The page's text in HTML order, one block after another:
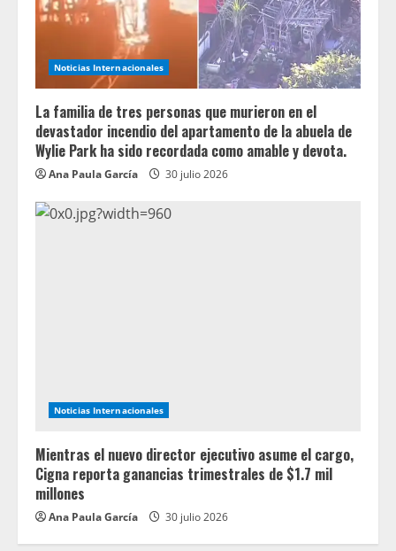
Noticias Internacionales
La familia de tres personas que murieron en el
devastador incendio del apartamento de la abuela de
Wylie Park ha sido recordada como amable y devota.
Ana Paula García 30 julio 2026
Noticias Internacionales
Mientras el nuevo director ejecutivo asume el cargo,
Cigna reporta ganancias trimestrales de $1.7 mil
millones
Ana Paula García 30 julio 2026